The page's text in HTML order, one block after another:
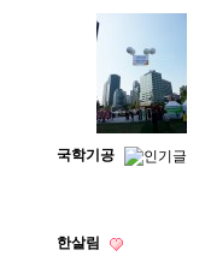
국학기공
한살림